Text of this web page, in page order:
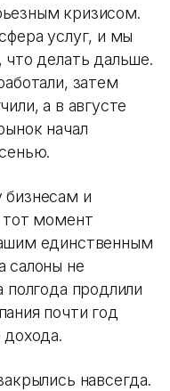
кризисом.
услуг, и мы
что делать дальше.
затем
а в августе
начал
и
тот момент
единственным
салоны не
продлили
почти год
дохода.
навсегда.